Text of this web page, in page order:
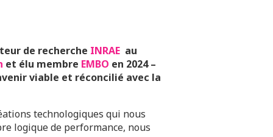
de recherche INRAE au
et élu membre EMBO en 2024 –
viable et réconcilié avec la
technologiques qui nous
logique de performance, nous